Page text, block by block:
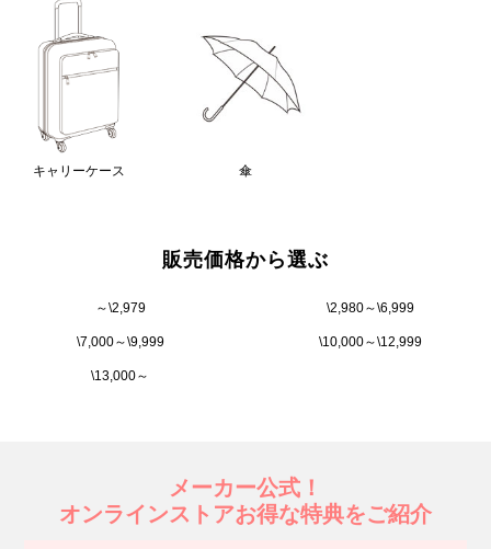
キャリーケース 傘
販売価格から選ぶ
～\2,979 \2,980～\6,999
\7,000～\9,999 \10,000～\12,999
\13,000～
メーカー公式！
オンラインストアお得な特典をご紹介